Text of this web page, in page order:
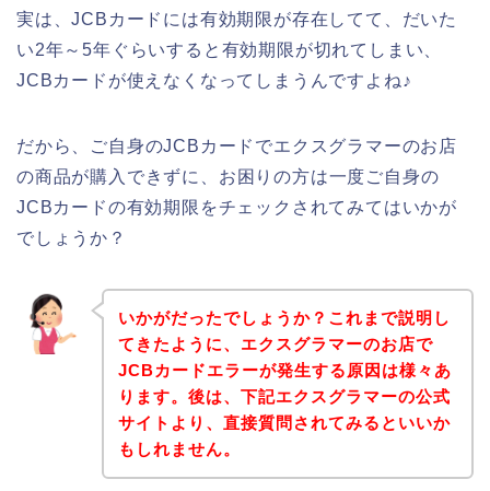
実は、JCBカードには有効期限が存在してて、だいた
い2年～5年ぐらいすると有効期限が切れてしまい、
JCBカードが使えなくなってしまうんですよね♪
だから、ご自身のJCBカードでエクスグラマーのお店
の商品が購入できずに、お困りの方は一度ご自身の
JCBカードの有効期限をチェックされてみてはいかが
でしょうか？
いかがだったでしょうか？これまで説明し
てきたように、エクスグラマーのお店で
JCBカードエラーが発生する原因は様々あ
ります。後は、下記エクスグラマーの公式
サイトより、直接質問されてみるといいか
もしれません。